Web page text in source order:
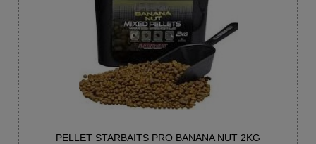
PELLET STARBAITS PRO BANANA NUT 2KG